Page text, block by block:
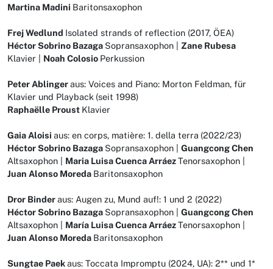
Martina Madini Baritonsaxophon
Frej Wedlund Isolated strands of reflection (2017, ÖEA)
Héctor Sobrino Bazaga Sopransaxophon | Zane Rubesa
Klavier | Noah Colosio Perkussion
Peter Ablingeraus: Voices and Piano: Morton Feldman, für
Klavier und Playback (seit 1998)
Raphaëlle Proust Klavier
Gaia Aloisi aus: en corps, matière: 1. della terra (2022/23)
Héctor Sobrino Bazaga Sopransaxophon | Guangcong Chen
Altsaxophon | Maria Luisa Cuenca ArráezTenorsaxophon |
Juan Alonso Moreda Baritonsaxophon
Dror Binderaus: Augen zu, Mund auf!: 1 und 2 (2022)
Héctor Sobrino Bazaga Sopransaxophon | Guangcong Chen
Altsaxophon | María Luisa Cuenca ArráezTenorsaxophon |
Juan Alonso Moreda Baritonsaxophon
Sungtae Paekaus: Toccata Impromptu (2024, UA): 2** und 1*